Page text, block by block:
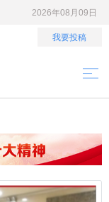
2026年08月09日
我要投稿